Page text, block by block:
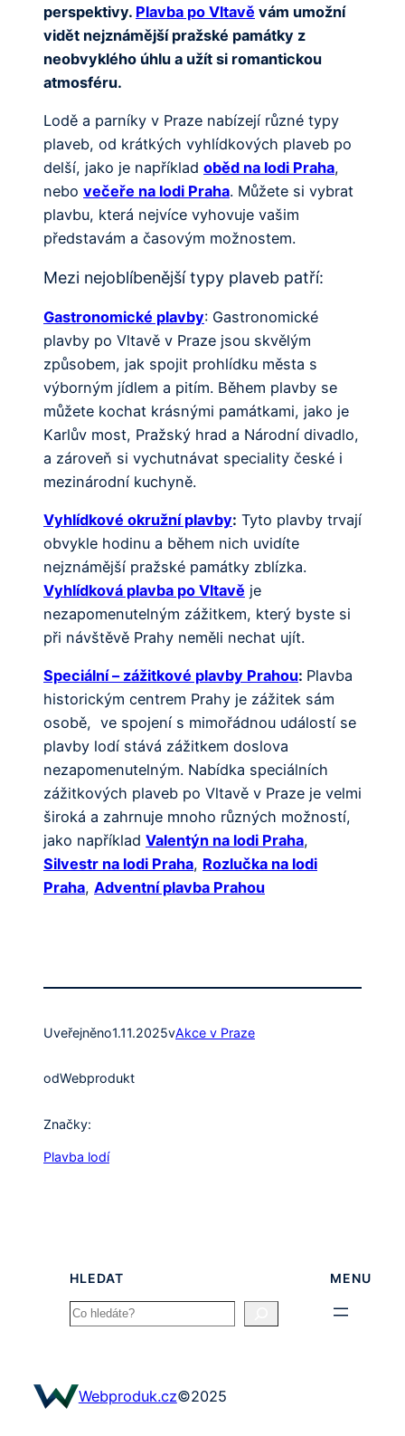
perspektivy. Plavba po Vltavě vám umožní
vidět nejznámější pražské památky z
neobvyklého úhlu a užít si romantickou
atmosféru.
Lodě a parníky v Praze nabízejí různé typy
plaveb, od krátkých vyhlídkových plaveb po
delší, jako je například oběd na lodi Praha,
nebo večeře na lodi Praha. Můžete si vybrat
plavbu, která nejvíce vyhovuje vašim
představám a časovým možnostem.
Mezi nejoblíbenější typy plaveb patří:
Gastronomické plavby: Gastronomické
plavby po Vltavě v Praze jsou skvělým
způsobem, jak spojit prohlídku města s
výborným jídlem a pitím. Během plavby se
můžete kochat krásnými památkami, jako je
Karlův most, Pražský hrad a Národní divadlo,
a zároveň si vychutnávat speciality české i
mezinárodní kuchyně.
Vyhlídkové okružní plavby: Tyto plavby trvají
obvykle hodinu a během nich uvidíte
nejznámější pražské památky zblízka.
Vyhlídková plavba po Vltavě je
nezapomenutelným zážitkem, který byste si
při návštěvě Prahy neměli nechat ujít.
Speciální – zážitkové plavby Prahou: Plavba
historickým centrem Prahy je zážitek sám
osobě, ve spojení s mimořádnou událostí se
plavby lodí stává zážitkem doslova
nezapomenutelným. Nabídka speciálních
zážitkových plaveb po Vltavě v Praze je velmi
široká a zahrnuje mnoho různých možností,
jako například Valentýn na lodi Praha,
Silvestr na lodi Praha, Rozlučka na lodi
Praha, Adventní plavba Prahou
Uveřejněno1.11.2025vAkce v Praze
odWebprodukt
Značky:
Plavba lodí
HLEDAT
Search
MENU
Webproduk.cz©2025